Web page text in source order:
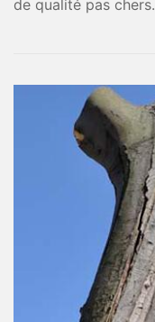
de qualité pas chers.